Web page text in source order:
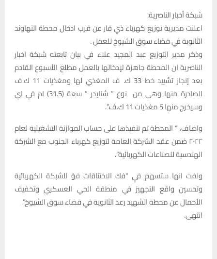
شبكة أخبار الناصرية:
اعلنت مديرية توزيع كهرباء ذي قار عن قرب ادخال محطة النهاوند
الثانوية في قضاء سوق الشيوخ للعمل .
وذكر مدير التوزيع عبد المجيد علاء في بيان تابعته شبكة اخبار
الناصرية ان المحطة جاهزة لإدخالها بالعمل مطلع الأسبوع القادم
بعد إنجاز تشييد خط 33 ك. ف المغذي لها ومغذيات 11 ك.ف
الصادرة منها وهي من نوع ” شنايدر ” سعة (31.5) ام في اي
وسيخرج منها 5 مغذيات 11 ك.ف.”.
واضاف، ” المحطة تم تنفيذها على حساب الموازنة التشغيلية لعام
٢٠٢٢ ضمن عقد الشركة العامة لتوزيع كهرباء الجنوب مع الشركة
الهندسية للصناعات الكهربائية”.
ولفت انها ستسهم في “فك الاختناقات فؤ الشبكة الكهربائية
وتحسين واقع التجهيز في منطقة الحي العسكري وتخفيف
الأحمال عن محطة الشهيد رعد الثانوية في قضاء سوق الشيوخ”.
انتهى.